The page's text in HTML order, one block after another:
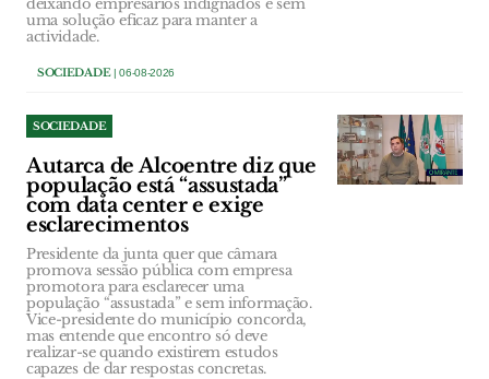
deixando empresários indignados e sem
uma solução eficaz para manter a
actividade.
SOCIEDADE| 06-08-2026
SOCIEDADE
Autarca de Alcoentre diz que
população está “assustada”
com data center e exige
esclarecimentos
Presidente da junta quer que câmara
promova sessão pública com empresa
promotora para esclarecer uma
população “assustada” e sem informação.
Vice-presidente do município concorda,
mas entende que encontro só deve
realizar-se quando existirem estudos
capazes de dar respostas concretas.